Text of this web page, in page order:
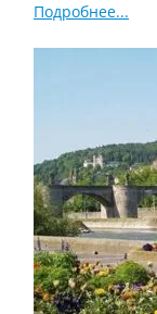
Подробнее...